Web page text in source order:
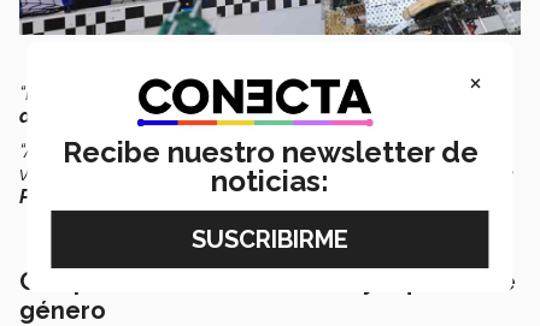
“Estábamos
muy emocionadas de estar representando
a las mujeres en la robótica”, compartió.
“Ademásestábamos felices de representar a la prepa
venir hasta acá y
llevarnos mejor con las otras niñas de
PrepaTec
somos escuelas hermanas
Compromiso con la inclusión y equidad de
género
×
Recibe nuestro newsletter de
noticias: